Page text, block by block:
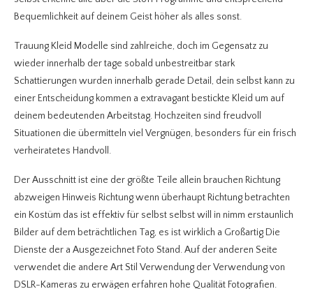
Bequemlichkeit auf deinem Geist höher als alles sonst.
Trauung Kleid Modelle sind zahlreiche, doch im Gegensatz zu
wieder innerhalb der tage sobald unbestreitbar stark
Schattierungen wurden innerhalb gerade Detail, dein selbst kann zu
einer Entscheidung kommen a extravagant bestickte Kleid um auf
deinem bedeutenden Arbeitstag. Hochzeiten sind freudvoll
Situationen die übermitteln viel Vergnügen, besonders für ein frisch
verheiratetes Handvoll.
Der Ausschnitt ist eine der größte Teile allein brauchen Richtung
abzweigen Hinweis Richtung wenn überhaupt Richtung betrachten
ein Kostüm das ist effektiv für selbst selbst will in nimm erstaunlich
Bilder auf dem beträchtlichen Tag, es ist wirklich a Großartig Die
Dienste der a Ausgezeichnet Foto Stand. Auf der anderen Seite
verwendet die andere Art Stil Verwendung der Verwendung von
DSLR-Kameras zu erwägen erfahren hohe Qualität Fotografien.